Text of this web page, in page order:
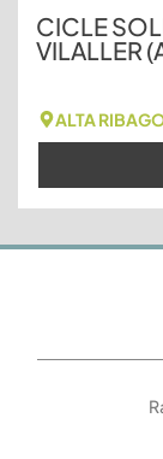
CICLE
VILALLER
ALTA